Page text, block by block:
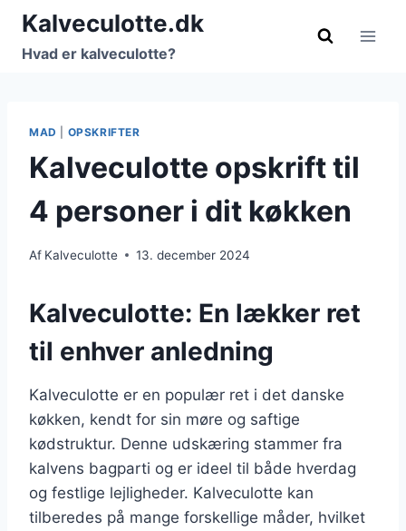
Fortsæt
indhold
Kalveculotte.dk
Hvad er kalveculotte?
MAD OPSKRIFTER
Kalveculotte opskrift til
4 personer i dit køkken
Af Kalveculotte 13. december 2024
Kalveculotte: En lækker ret
til enhver anledning
Kalveculotte er en populær ret i det danske
køkken, kendt for sin møre og saftige
kødstruktur. Denne udskæring stammer fra
kalvens bagparti og er ideel til både hverdag
og festlige lejligheder. Kalveculotte kan
tilberedes på mange forskellige måder, hvilket